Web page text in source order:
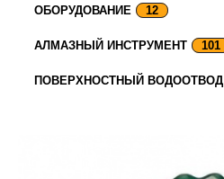
ОБОРУДОВАНИЕ 12
АЛМАЗНЫЙ ИНСТРУМЕНТ 101
ПОВЕРХНОСТНЫЙ ВОДООТВОД